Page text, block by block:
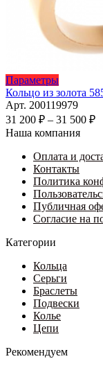
ПараметрыЭтот
товар
имеет
несколько
вариаций.
можно
выбрать
на
странице
товара.
Кольцо из золота
Арт. 200119979
31 200 ₽ – 31 500 ₽
Наша компания
Оплата и
Контакты
Политика
Публичная
Согласие на
Категории
Кольца
Серьги
Браслеты
Подвески
Колье
Цепи
Рекомендуем